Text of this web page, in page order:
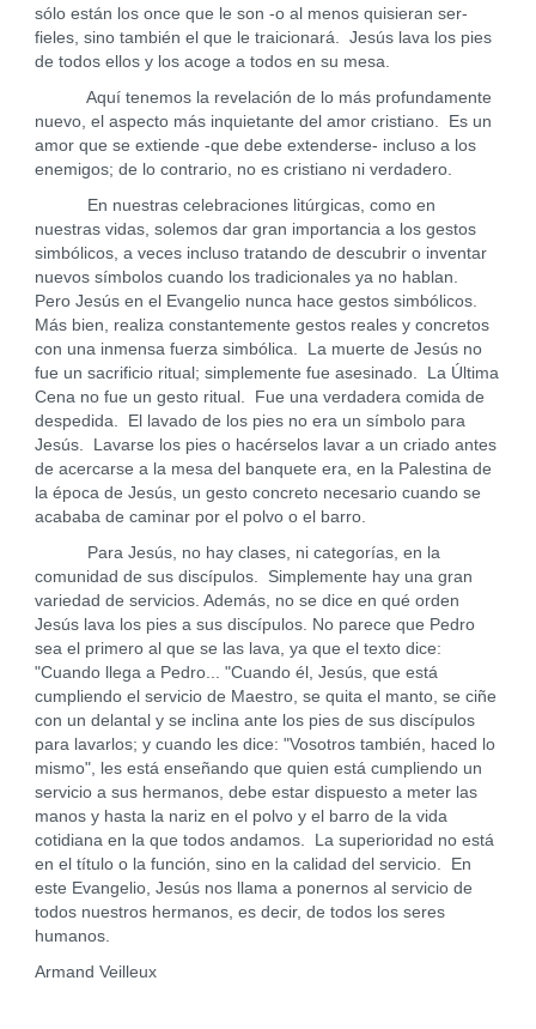
sólo están los once que le son -o al menos quisieran ser-
fieles, sino también el que le traicionará. Jesús lava los pies
de todos ellos y los acoge a todos en su mesa.
Aquí tenemos la revelación de lo más profundamente
nuevo, el aspecto más inquietante del amor cristiano. Es un
amor que se extiende -que debe extenderse- incluso a los
enemigos; de lo contrario, no es cristiano ni verdadero.
En nuestras celebraciones litúrgicas, como en
nuestras vidas, solemos dar gran importancia a los gestos
simbólicos, a veces incluso tratando de descubrir o inventar
nuevos símbolos cuando los tradicionales ya no hablan.
Pero Jesús en el Evangelio nunca hace gestos simbólicos.
Más bien, realiza constantemente gestos reales y concretos
con una inmensa fuerza simbólica. La muerte de Jesús no
fue un sacrificio ritual; simplemente fue asesinado. La Última
Cena no fue un gesto ritual. Fue una verdadera comida de
despedida. El lavado de los pies no era un símbolo para
Jesús. Lavarse los pies o hacérselos lavar a un criado antes
de acercarse a la mesa del banquete era, en la Palestina de
la época de Jesús, un gesto concreto necesario cuando se
acababa de caminar por el polvo o el barro.
Para Jesús, no hay clases, ni categorías, en la
comunidad de sus discípulos. Simplemente hay una gran
variedad de servicios. Además, no se dice en qué orden
Jesús lava los pies a sus discípulos. No parece que Pedro
sea el primero al que se las lava, ya que el texto dice:
"Cuando llega a Pedro... "Cuando él, Jesús, que está
cumpliendo el servicio de Maestro, se quita el manto, se ciñe
con un delantal y se inclina ante los pies de sus discípulos
para lavarlos; y cuando les dice: "Vosotros también, haced lo
mismo", les está enseñando que quien está cumpliendo un
servicio a sus hermanos, debe estar dispuesto a meter las
manos y hasta la nariz en el polvo y el barro de la vida
cotidiana en la que todos andamos. La superioridad no está
en el título o la función, sino en la calidad del servicio. En
este Evangelio, Jesús nos llama a ponernos al servicio de
todos nuestros hermanos, es decir, de todos los seres
humanos.
Armand Veilleux